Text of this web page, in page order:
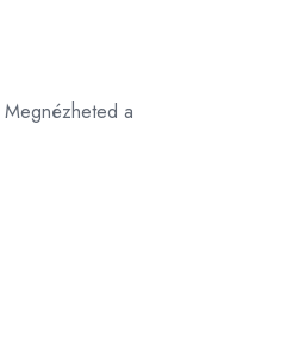
Megnézheted a